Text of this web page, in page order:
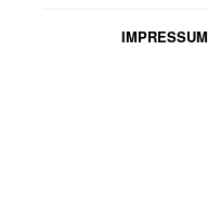
IMPRESSUM